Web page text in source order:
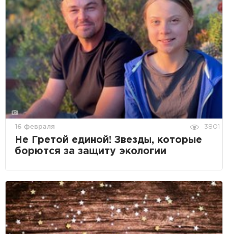
16 февраля 3801
Не Гретой единой! Звезды, которые
борются за защиту экологии